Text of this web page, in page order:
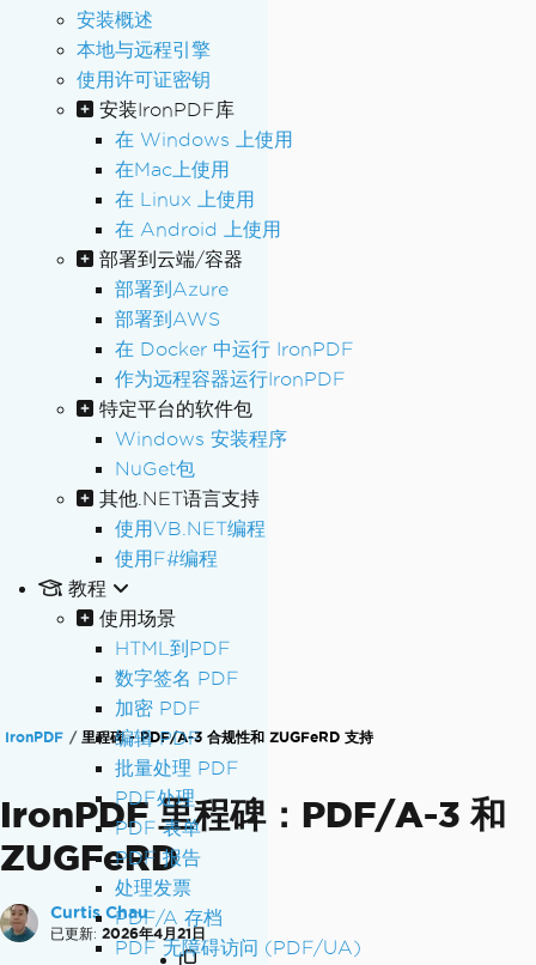
安装概述
本地与远程引擎
使用许可证密钥
安装IronPDF库
在 Windows 上使用
在Mac上使用
在 Linux 上使用
在 Android 上使用
部署到云端/容器
部署到Azure
部署到AWS
在 Docker 中运行 IronPDF
作为远程容器运行IronPDF
特定平台的软件包
Windows 安装程序
NuGet包
其他.NET语言支持
使用VB.NET编程
使用F#编程
教程
使用场景
HTML到PDF
数字签名 PDF
加密 PDF
编辑 PDF
批量处理 PDF
PDF处理
PDF 表单
PDF 报告
处理发票
PDF/A 存档
PDF 无障碍访问 (PDF/UA)
IronPDF 里程碑 - PDF/A-3 合规性和 ZUGFeRD 支持
IronPDF 里程碑：PDF/A-3 和
ZUGFeRD
Curtis Chau
已更新: 2026年4月21日